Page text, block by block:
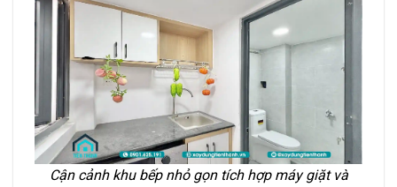
Cận cảnh khu bếp nhỏ gọn tích hợp máy giặt và